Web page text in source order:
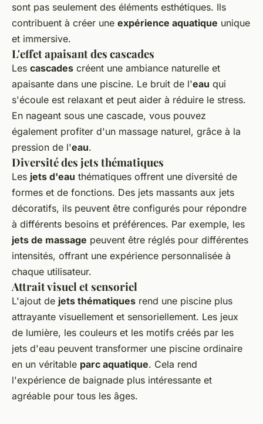
sont pas seulement des éléments esthétiques. Ils
contribuent à créer une expérience aquatique unique
et immersive.
L'effet apaisant des cascades
Les cascades créent une ambiance naturelle et
apaisante dans une piscine. Le bruit de l'eau qui
s'écoule est relaxant et peut aider à réduire le stress.
En nageant sous une cascade, vous pouvez
également profiter d'un massage naturel, grâce à la
pression de l'eau.
Diversité des jets thématiques
Les jets d'eau thématiques offrent une diversité de
formes et de fonctions. Des jets massants aux jets
décoratifs, ils peuvent être configurés pour répondre
à différents besoins et préférences. Par exemple, les
jets de massage peuvent être réglés pour différentes
intensités, offrant une expérience personnalisée à
chaque utilisateur.
Attrait visuel et sensoriel
L'ajout de jets thématiques rend une piscine plus
attrayante visuellement et sensoriellement. Les jeux
de lumière, les couleurs et les motifs créés par les
jets d'eau peuvent transformer une piscine ordinaire
en un véritable parc aquatique. Cela rend
l'expérience de baignade plus intéressante et
agréable pour tous les âges.